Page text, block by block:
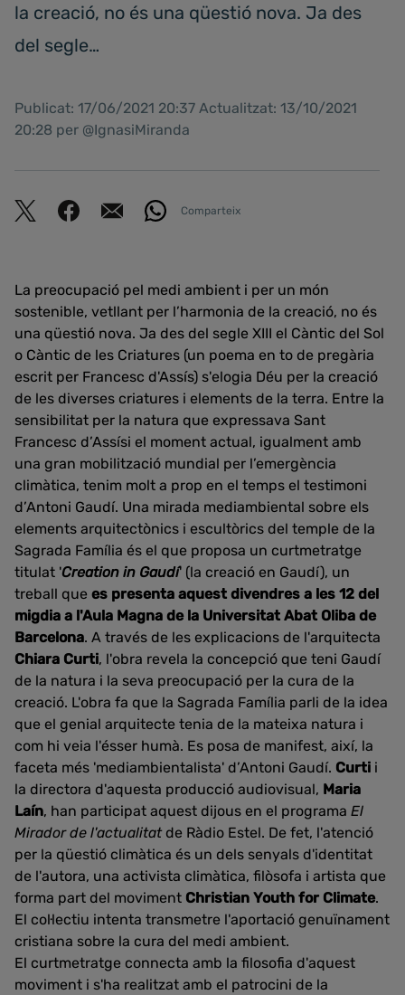
la creació, no és una qüestió nova. Ja des
del segle…
Publicat: 17/06/2021 20:37 Actualitzat: 13/10/2021
20:28 per @IgnasiMiranda
Comparteix
La preocupació pel medi ambient i per un món
sostenible, vetllant per l’harmonia de la creació, no és
una qüestió nova. Ja des del segle XIII el Càntic del Sol
o Càntic de les Criatures (un poema en to de pregària
escrit per Francesc d'Assís) s'elogia Déu per la creació
de les diverses criatures i elements de la terra. Entre la
sensibilitat per la natura que expressava Sant
Francesc d’Assísi el moment actual, igualment amb
una gran mobilització mundial per l’emergència
climàtica, tenim molt a prop en el temps el testimoni
d’Antoni Gaudí. Una mirada mediambiental sobre els
elements arquitectònics i escultòrics del temple de la
Sagrada Família és el que proposa un curtmetratge
titulat 'Creation in Gaudí' (la creació en Gaudí), un
treball que es presenta aquest divendres a les 12 del
migdia a l'Aula Magna de la Universitat Abat Oliba de
Barcelona. A través de les explicacions de l'arquitecta
Chiara Curti, l'obra revela la concepció que teni Gaudí
de la natura i la seva preocupació per la cura de la
creació. L'obra fa que la Sagrada Família parli de la idea
que el genial arquitecte tenia de la mateixa natura i
com hi veia l'ésser humà. Es posa de manifest, així, la
faceta més 'mediambientalista' d’Antoni Gaudí. Curti i
la directora d'aquesta producció audiovisual, Maria
Laín, han participat aquest dijous en el programa El
Mirador de l'actualitat de Ràdio Estel. De fet, l'atenció
per la qüestió climàtica és un dels senyals d'identitat
de l'autora, una activista climàtica, filòsofa i artista que
forma part del moviment Christian Youth for Climate.
El col·lectiu intenta transmetre l'aportació genuïnament
cristiana sobre la cura del medi ambient.
El curtmetratge connecta amb la filosofia d'aquest
moviment i s'ha realitzat amb el patrocini de la